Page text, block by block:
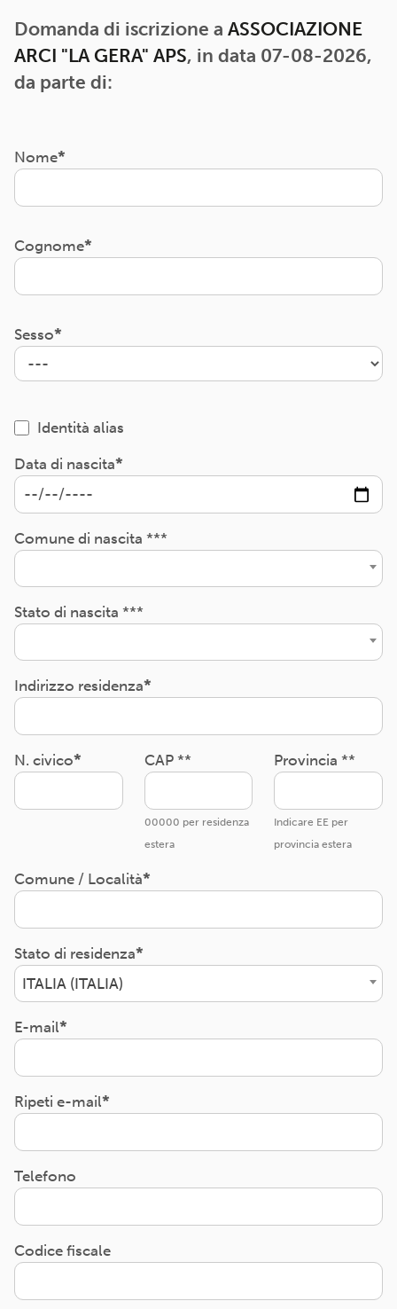
Domanda di iscrizione a ASSOCIAZIONE
ARCI "LA GERA" APS, in data 07-08-2026,
da parte di:
Nome
Cognome
Sesso
Identità alias
Data di nascita
Comune di nascita ***
Stato di nascita ***
Indirizzo residenza
N. civico CAP **
00000 per residenza
estera
Provincia **
Indicare EE per
provincia estera
Comune / Località
Stato di residenza
ITALIA (ITALIA)
E-mail
Ripeti e-mail
Telefono
Codice fiscale